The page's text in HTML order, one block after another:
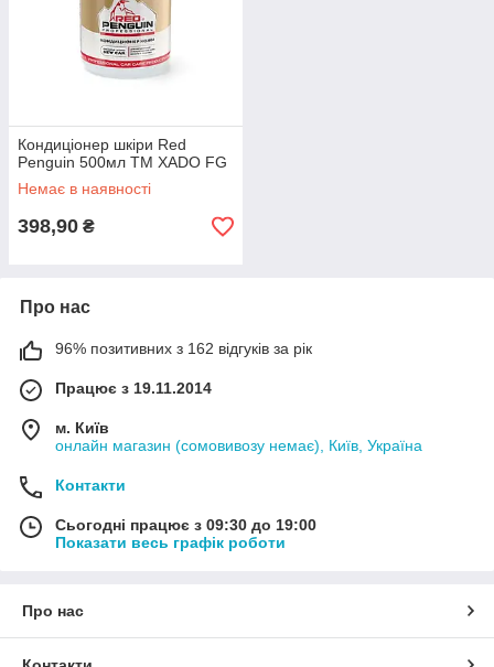
Кондиціонер шкіри Red
Penguin 500мл ТМ XADO FG
Немає в наявності
398,90 ₴
Про нас
96% позитивних з 162 відгуків за рік
Працює з 19.11.2014
м. Київ
онлайн магазин (сомовивозу немає), Київ, Україна
Контакти
Сьогодні працює з 09:30 до 19:00
Показати весь графік роботи
Про нас